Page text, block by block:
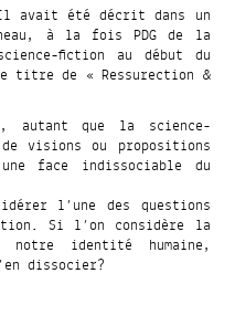
avait été décrit dans un
à la fois PDG de la
fiction au début du
titre de « Ressurection &
autant que la science-
visions ou propositions
face indissociable du
l’une des questions
Si l’on considère la
notre identité humaine,
dissocier?